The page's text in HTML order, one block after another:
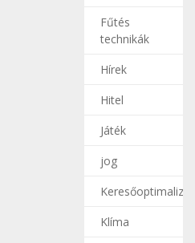
Fűtés
technikák
Hírek
Hitel
Játék
jog
Klíma